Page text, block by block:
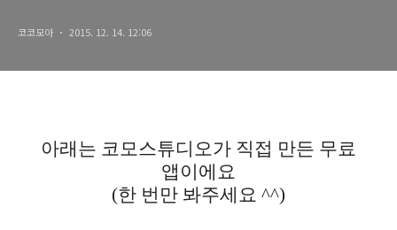
코코모아 2015. 12. 14. 12:06
아래는 코모스튜디오가 직접 만든 무료
앱이에요
(한 번만 봐주세요 ^^)